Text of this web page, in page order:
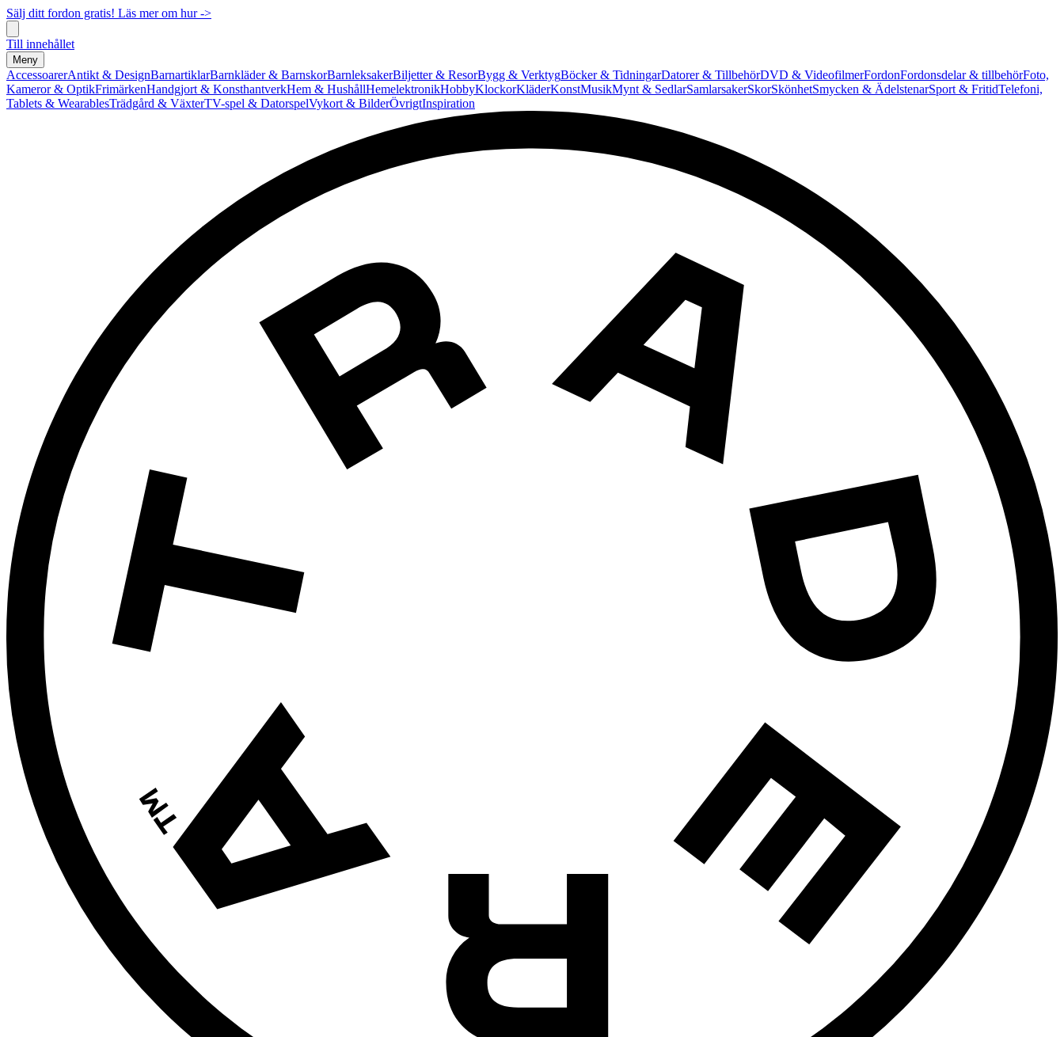
Sälj ditt fordon gratis! Läs mer om hur ->
Till innehållet
Meny
AccessoarerAntikt & DesignBarnartiklarBarnkläder & BarnskorBarnleksakerBiljetter & ResorBygg & VerktygBöcker & TidningarDatorer & TillbehörDVD & VideofilmerFordonFordonsdelar & tillbehörFoto,
Kameror & OptikFrimärkenHandgjort & KonsthantverkHem & HushållHemelektronikHobbyKlockorKläderKonstMusikMynt & SedlarSamlarsakerSkorSkönhetSmycken & ÄdelstenarSport & FritidTelefoni,
Tablets & WearablesTrädgård & VäxterTV-spel & DatorspelVykort & BilderÖvrigtInspiration